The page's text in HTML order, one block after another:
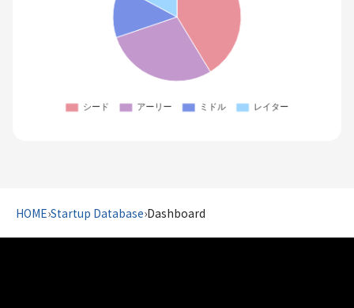
HOME›Startup Database›Dashboard